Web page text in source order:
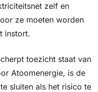
zelf en
ze moeten worden
instort.
toezicht staat van
Atoomenergie, is de
sluiten als het risico te